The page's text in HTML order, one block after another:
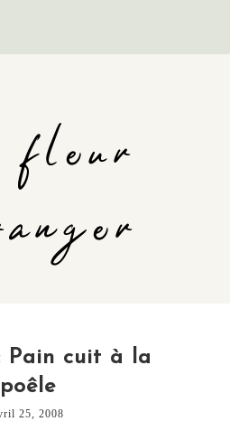
Pain cuit à la
poêle
25, 2008